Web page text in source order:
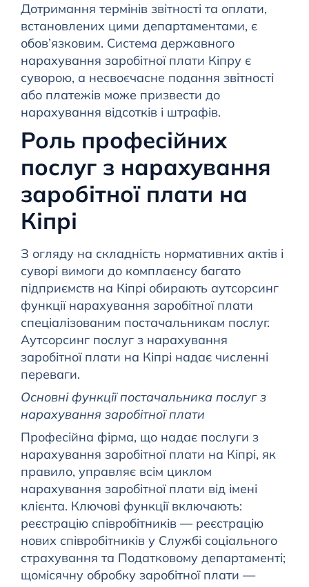
Дотримання термінів звітності та оплати,
встановлених цими департаментами, є
обов’язковим. Система державного
нарахування заробітної плати Кіпру є
суворою, а несвоєчасне подання звітності
або платежів може призвести до
нарахування відсотків і штрафів.
Роль професійних
послуг з нарахування
заробітної плати на
Кіпрі
З огляду на складність нормативних актів і
суворі вимоги до комплаєнсу багато
підприємств на Кіпрі обирають аутсорсинг
функції нарахування заробітної плати
спеціалізованим постачальникам послуг.
Аутсорсинг послуг з нарахування
заробітної плати на Кіпрі надає численні
переваги.
Основні функції постачальника послуг з
нарахування заробітної плати
Професійна фірма, що надає послуги з
нарахування заробітної плати на Кіпрі, як
правило, управляє всім циклом
нарахування заробітної плати від імені
клієнта. Ключові функції включають:
реєстрацію співробітників — реєстрацію
нових співробітників у Службі соціального
страхування та Податковому департаменті;
щомісячну обробку заробітної плати —